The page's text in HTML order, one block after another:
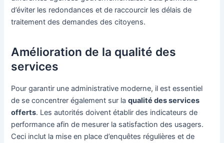
d’éviter les redondances et de raccourcir les délais de
traitement des demandes des citoyens.
Amélioration de la qualité des
services
Pour garantir une administrative moderne, il est essentiel
de se concentrer également sur laqualité des services
offerts. Les autorités doivent établir des indicateurs de
performance afin de mesurer la satisfaction des usagers.
Ceci inclut la mise en place d’enquêtes régulières et de